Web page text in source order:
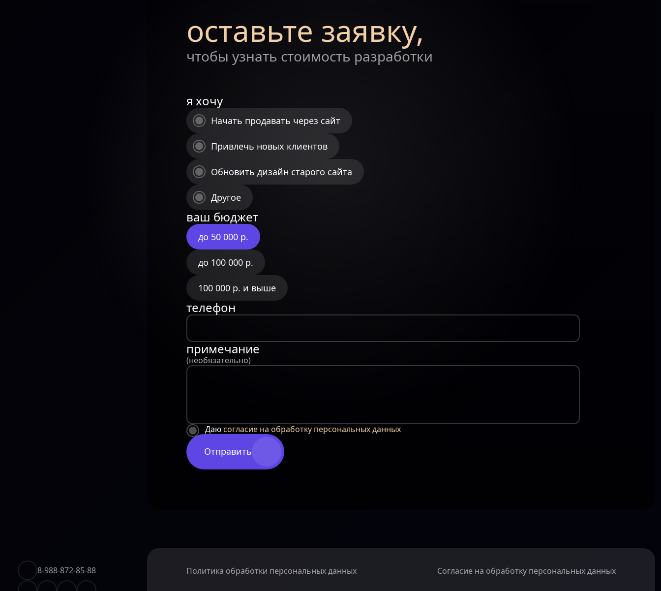
8-988-872-85-88
оставьте заявку,
чтобы узнать стоимость разработки
я хочу
Начать продавать через сайт
Привлечь новых клиентов
Обновить дизайн старого сайта
Другое
ваш бюджет
до 50 000 р.
до 100 000 р.
100 000 р. и выше
телефон
примечание
(необязательно)
Даюсогласие на обработку персональных данных
Отправить
Политика обработки персональных данных Согласие на обработку персональных данных